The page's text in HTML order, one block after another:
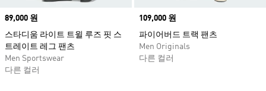
Price
89,000 원
스타디움 라이트 트윌 루즈 핏 스
트레이트 레그 팬츠
Men Sportswear
다른 컬러
Price
109,000 원
파이어버드 트랙 팬츠
Men Originals
다른 컬러